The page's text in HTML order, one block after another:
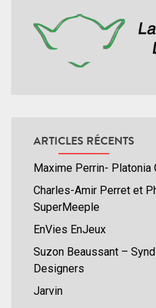
ARTICLES RÉCENTS
Maxime Perrin- Platonia
Charles-Amir Perret et
SuperMeeple
EnVies EnJeux
Suzon Beaussant –
Designers
Jarvin